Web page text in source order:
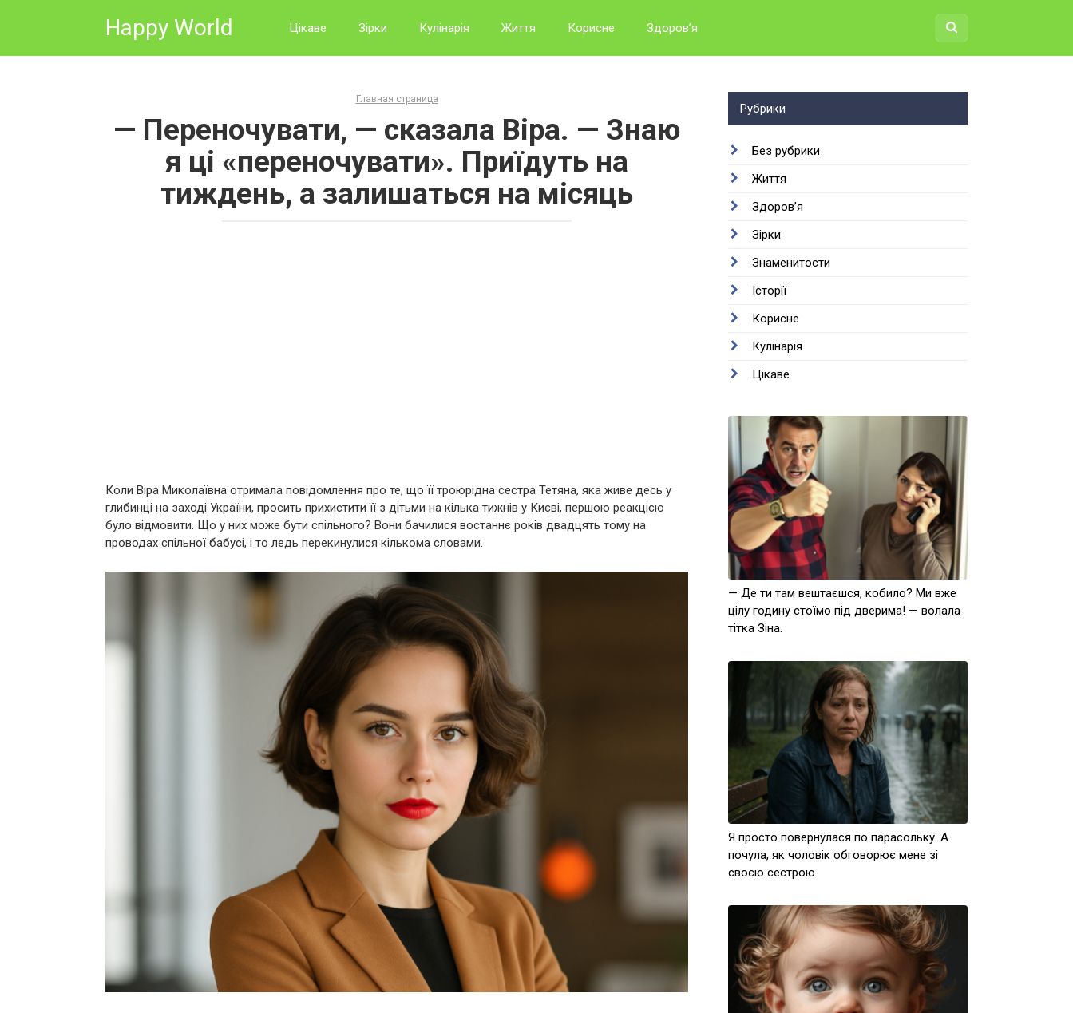
Happy World Цікаве Зірки Кулінарія Життя Корисне Здоров’я
Главная страница
— Переночувати, — сказала Віра. — Знаю
я ці «переночувати». Приїдуть на
тиждень, а залишаться на місяць
Коли Віра Миколаївна отримала повідомлення про те, що її троюрідна сестра Тетяна, яка живе десь у
глибинці на заході України, просить прихистити її з дітьми на кілька тижнів у Києві, першою реакцією
було відмовити. Що у них може бути спільного? Вони бачилися востаннє років двадцять тому на
проводах спільної бабусі, і то ледь перекинулися кількома словами.
Рубрики
Без рубрики
Життя
Здоров’я
Зірки
Знаменитости
Історії
Корисне
Кулінарія
Цікаве
— Де ти там вештаєшся, кобило? Ми вже
цілу годину стоїмо під дверима! — волала
тітка Зіна.
Я просто повернулася по парасольку. А
почула, як чоловік обговорює мене зі
своєю сестрою